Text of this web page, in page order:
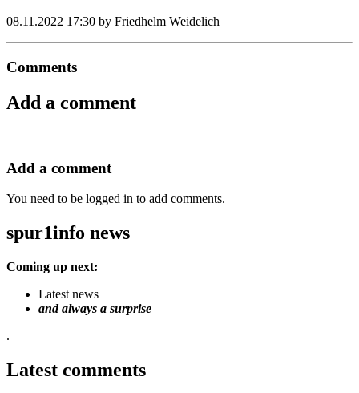
08.11.2022 17:30 by Friedhelm Weidelich
Comments
Add a comment
Add a comment
You need to be logged in to add comments.
spur1info news
Coming up next:
Latest news
and always a surprise
.
Latest comments